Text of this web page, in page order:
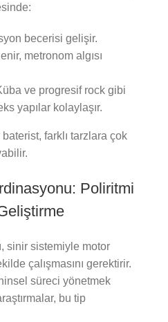
becerisi gelişir.
metronom algısı
ve progresif rock gibi
yapılar kolaylaşır.
farklı tarzlara çok
Poliritmi
sinir sistemiyle motor
çalışmasını gerektirir.
süreci yönetmek
bu tip